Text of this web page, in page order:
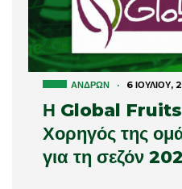
ΑΝΔΡΏΝ · 6 ΙΟΥΛΊΟΥ,
Η Global Fruits
Χορηγός της
για τη σεζόν